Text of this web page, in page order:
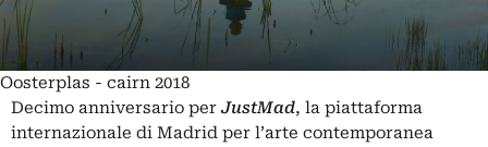
Oosterplas - cairn 2018
Decimo anniversario perJustMad, la piattaforma
internazionale di Madrid per l’arte contemporanea